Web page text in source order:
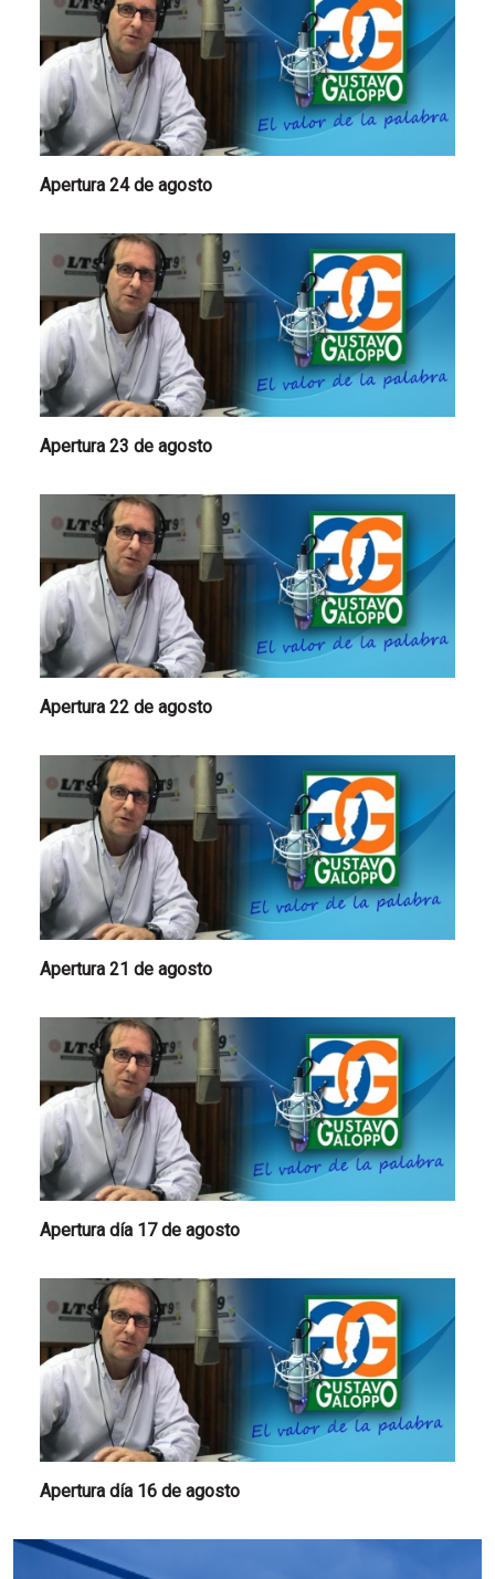
Apertura 24 de agosto
Apertura 23 de agosto
Apertura 22 de agosto
Apertura 21 de agosto
Apertura día 17 de agosto
Apertura día 16 de agosto